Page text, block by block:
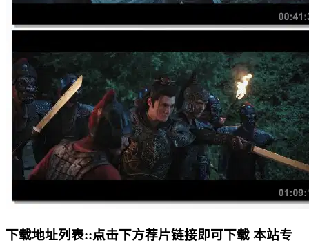
下载地址列表::点击下方荐片链接即可下载 本站专